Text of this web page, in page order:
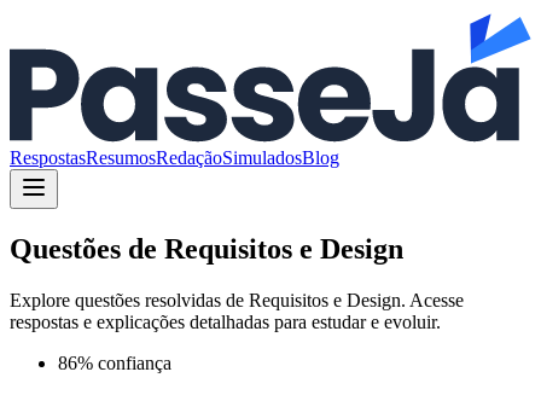
RespostasResumosRedaçãoSimuladosBlog
Questões de Requisitos e Design
Explore questões resolvidas de Requisitos e Design. Acesse
respostas e explicações detalhadas para estudar e evoluir.
86% confiança